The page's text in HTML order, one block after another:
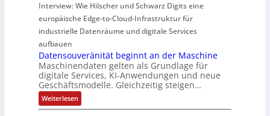
i
e
r
u
n
g
C
o
m
i
n
u
y
e
t
r
i
s
c
h
e
D
M
u
p
t
v
o
r
s
b
n
d
,
s
c
h
n
e
l
b
r
d
i
t
u
n
g
e
n
Interview: Wie Hilscher und Schwarz Digits eine
europäische Edge-to-Cloud-Infrastruktur für
industrielle Datenräume und digitale Services
aufbauen
Datensouveränität beginnt an der Maschine
Maschinendaten gelten als Grundlage für
digitale Services, KI-Anwendungen und neue
Geschäftsmodelle. Gleichzeitig steigen…
Weiterlesen:
D